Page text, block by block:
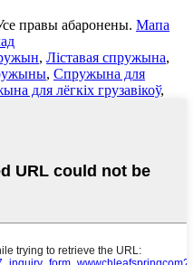
правы абаронены. Мапа
, Ліставая спружына,
, Спружына для
для лёгкіх грузавікоў,